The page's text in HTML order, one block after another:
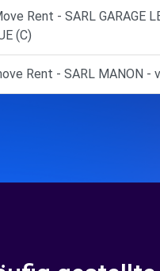
Rent - SARL GARAGE
(C)
Rent - SARL MANON -